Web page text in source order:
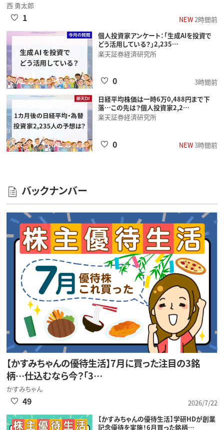
西 勇太郎
NEW2時間前
1
個人投資家アンケート：「生成AIを投資で
どう活用している？」2,235…
楽天証券経済研究所
3時間前
0
日経平均株価は一時6万0,488円まで下
落…この先は？個人投資家2,2…
楽天証券経済研究所
NEW3時間前
0
バックナンバー
【かすみちゃんの優待生活】7月に買った注目の3銘
柄…仕込むなら今？「3…
かすみちゃん
2026/7/22
49
【かすみちゃんの優待生活】学研HDが創業
記念優待を実施！6月買った銘柄…